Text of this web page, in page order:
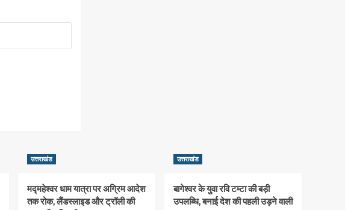
उत्तराखंड
मद्महेश्वर धाम यात्रा पर अग्रिम आदेश
तक रोक, लैंडस्लाइड और ट्रॉली की
उत्तराखंड
बागेश्वर के युवा रवि टम्टा की बड़ी
उपलब्धि, बनाई देश की पहली उड़ने वाली